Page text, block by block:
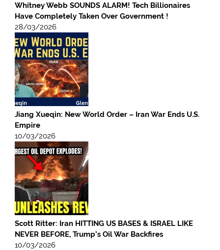
Whitney Webb SOUNDS ALARM! Tech Billionaires
Have Completely Taken Over Government !
28/03/2026
Jiang Xueqin: New World Order – Iran War Ends U.S.
Empire
10/03/2026
Scott Ritter: Iran HITTING US BASES & ISRAEL LIKE
NEVER BEFORE, Trump’s Oil War Backfires
10/03/2026